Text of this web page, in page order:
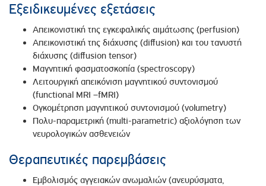
Εξειδικευμένες εξετάσεις
Απεικονιστική της εγκεφαλικής αιμάτωσης (perfusion)
Απεικονιστική της διάχυσης (diffusion) και του τανυστή
διάχυσης (diffusion tensor)
Μαγνητική φασματοσκοπία (spectroscopy)
Λειτουργική απεικόνιση μαγνητικού συντονισμού
(functional MRI –fMRI)
Ογκομέτρηση μαγνητικού συντονισμού (volumetry)
Πολυ-παραμετρική (multi-parametric) αξιολόγηση των
νευρολογικών ασθενειών
Θεραπευτικές παρεμβάσεις
Εμβολισμός αγγειακών ανωμαλιών (ανευρύσματα,